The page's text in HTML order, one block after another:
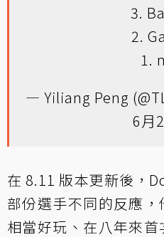
3.
2.
1.
— Yiliang Peng
6月
在 8.11 版本更新後，
部份選手不同的反應
相當好玩、在八年來